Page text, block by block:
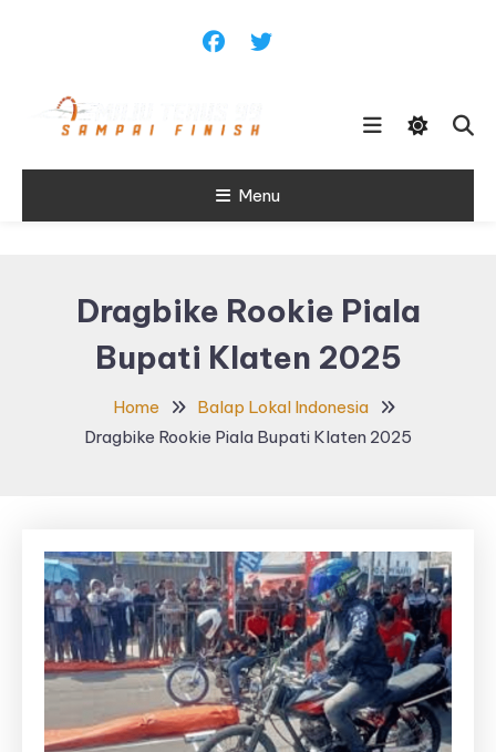
Maju Terus99
Menu
Dragbike Rookie Piala
Bupati Klaten 2025
Home
Balap Lokal Indonesia
Dragbike Rookie Piala Bupati Klaten 2025